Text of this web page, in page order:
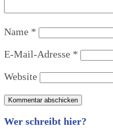
Name *
E-Mail-Adresse *
Website
Wer schreibt hier?